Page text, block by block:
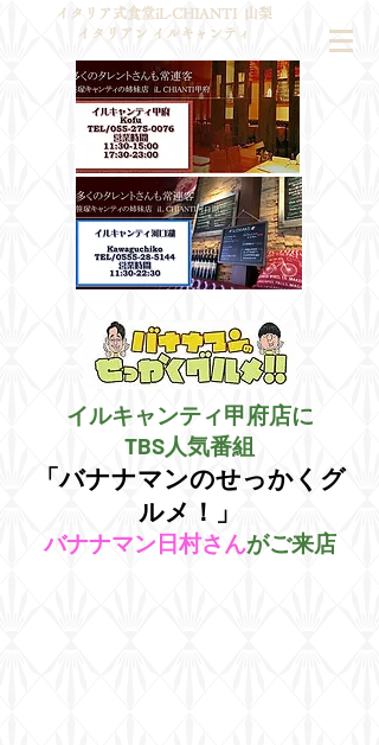
イタリア式食堂iL-CHIANTI 山梨
イタリアン ​イルキャンティ
イルキャンティ甲府店に
TBS人気番組
「バナナマンのせっかくグ
ルメ！」
​バナナマン日村さんが​ご来店